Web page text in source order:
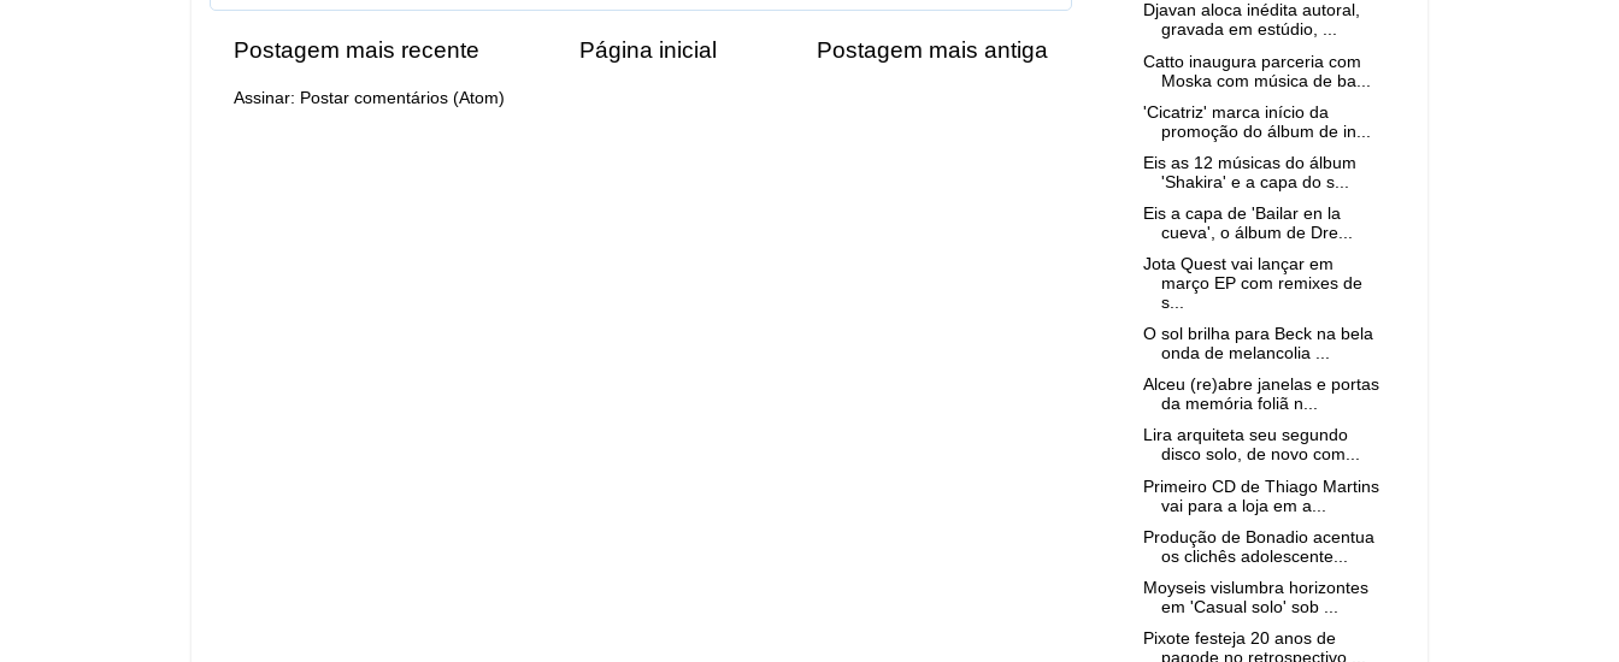
Postagem mais recente Postagem mais antiga
Página inicial
Assinar: Postar comentários (Atom)
Djavan aloca inédita autoral,
gravada em estúdio, ...
Catto inaugura parceria com
Moska com música de ba...
'Cicatriz' marca início da
promoção do álbum de in...
Eis as 12 músicas do álbum
'Shakira' e a capa do s...
Eis a capa de 'Bailar en la
cueva', o álbum de Dre...
Jota Quest vai lançar em
março EP com remixes de
s...
O sol brilha para Beck na bela
onda de melancolia ...
Alceu (re)abre janelas e portas
da memória foliã n...
Lira arquiteta seu segundo
disco solo, de novo com...
Primeiro CD de Thiago Martins
vai para a loja em a...
Produção de Bonadio acentua
os clichês adolescente...
Moyseis vislumbra horizontes
em 'Casual solo' sob ...
Pixote festeja 20 anos de
pagode no retrospectivo ...